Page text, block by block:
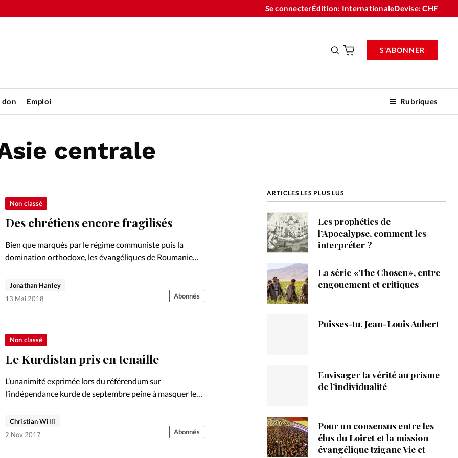
Se connecterÉdition: InternationaleDevise:CHF
don Emploi Rubriques
S'ABONNER
Foi
Opinions
À propos
Emploi
centrale
Non classé
Des chrétiens encore fragilisés
Bien que marqués par le régime communiste puis la
domination orthodoxe, les évangéliques de Roumanie
Jonathan Hanley
13 Mai 2018
Abonnés
Non classé
Le Kurdistan pris en tenaille
L’unanimité exprimée lors du référendum sur
l’indépendance kurde de septembre peine à masquer les
Christian Willi
2 Nov 2017
Abonnés
ARTICLES LES PLUS LUS
Les prophéties de
l’Apocalypse, comment les
interpréter ?
La série «The Chosen», entre
engouement et critiques
Puisses-tu, Jean-Louis Aubert
Envisager la vérité au prisme
de l’individualité
Pour un consensus entre les
élus du Loiret et la mission
évangélique tzigane Vie et